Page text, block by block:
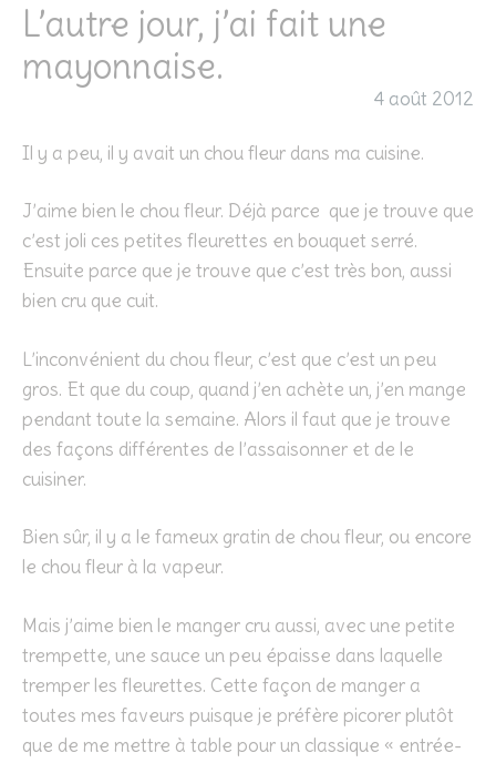
L’autre jour, j’ai fait une
mayonnaise.
4 août 2012
Il y a peu, il y avait un chou fleur dans ma cuisine.
J’aime bien le chou fleur. Déjà parce que je trouve que
c’est joli ces petites fleurettes en bouquet serré.
Ensuite parce que je trouve que c’est très bon, aussi
bien cru que cuit.
L’inconvénient du chou fleur, c’est que c’est un peu
gros. Et que du coup, quand j’en achète un, j’en mange
pendant toute la semaine. Alors il faut que je trouve
des façons différentes de l’assaisonner et de le
cuisiner.
Bien sûr, il y a le fameux gratin de chou fleur, ou encore
le chou fleur à la vapeur.
Mais j’aime bien le manger cru aussi, avec une petite
trempette, une sauce un peu épaisse dans laquelle
tremper les fleurettes. Cette façon de manger a
toutes mes faveurs puisque je préfère picorer plutôt
que de me mettre à table pour un classique « entrée-